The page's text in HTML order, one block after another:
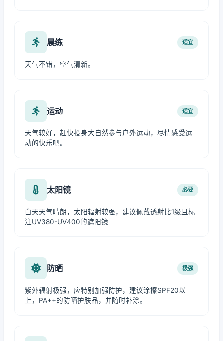
晨练 适宜
天气不错，空气清新。
运动 适宜
天气较好，赶快投身大自然参与户外运动，尽情感受运
动的快乐吧。
太阳镜 必要
白天天气晴朗，太阳辐射较强，建议佩戴透射比1级且标
注UV380-UV400的遮阳镜
防晒 极强
紫外辐射极强，应特别加强防护，建议涂擦SPF20以
上，PA++的防晒护肤品，并随时补涂。